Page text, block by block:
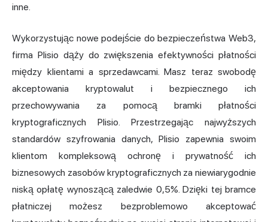
inne.
Wykorzystując nowe podejście do bezpieczeństwa Web3,
firma Plisio dąży do zwiększenia efektywności płatności
między klientami a sprzedawcami. Masz teraz swobodę
akceptowania kryptowalut i bezpiecznego ich
przechowywania za pomocą bramki płatności
kryptograficznych Plisio. Przestrzegając najwyższych
standardów szyfrowania danych, Plisio zapewnia swoim
klientom kompleksową ochronę i prywatność ich
biznesowych zasobów kryptograficznych za niewiarygodnie
niską opłatę wynoszącą zaledwie 0,5%. Dzięki tej bramce
płatniczej możesz bezproblemowo akceptować